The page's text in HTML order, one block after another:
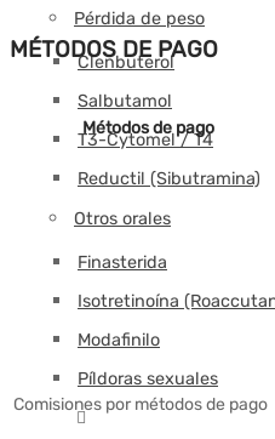
Pérdida de peso
Clenbuterol
Salbutamol
T3-Cytomel / T4
Reductil (Sibutramina)
Otros orales
Finasterida
Isotretinoína
Modafinilo
Píldoras sexuales
MÉTODOS DE PAGO
Métodos de pago
Comisiones por métodos de pago